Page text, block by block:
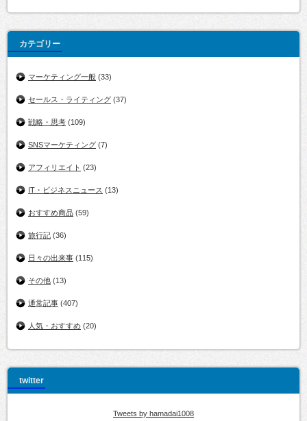
カテゴリー
マーケティング一般 (33)
セールス・ライティング (37)
戦略・思考 (109)
SNSマーケティング (7)
アフィリエイト (23)
IT・ビジネスニュース (13)
おすすめ商品 (59)
旅行記 (36)
日々の出来事 (115)
その他 (13)
通常記事 (407)
人気・おすすめ (20)
twitter
Tweets by hamadai1008